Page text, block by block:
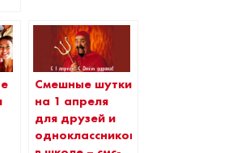
Смешные шутки
на 1 апреля
для друзей и
одноклассников